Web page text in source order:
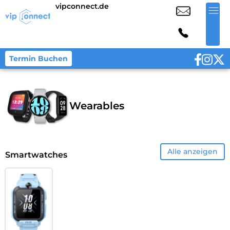
vipconnect.de
Termin Buchen
Wearables
Smartwatches Alle anzeigen